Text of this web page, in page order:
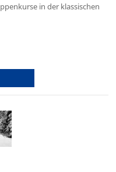
in der klassischen